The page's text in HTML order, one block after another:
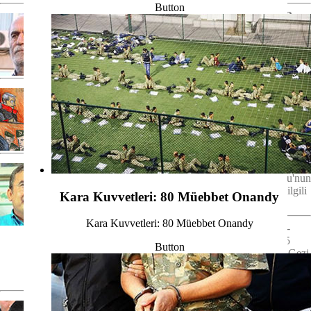
Button
Kara Kuvvetleri: 80 Müebbet Onandy
Kara Kuvvetleri: 80 Müebbet Onandy
Button
VALİ HARPUT YENİDEN YARGYLANYYOR-
29.11.2022 - Bursa'da, Fetullahçy Terör Örgütü/Paralel
Devlet Yapylanmasy'na üye olduklary gerekçesiyle
yargylandyklary dava kararlarynyn bozulmasynyn
ardyndan yen..
NAZİLLİ ESNAF YAPYLANMASY DAVASY-
29.11.2022 - Aydyn'da, Fetullahçy Terör Örgütü/Paralel
Devlet Yapylanmasy'nyn (FETÖ/PDY) Nazilli
ilçesindeki esnaf yapylanmasyna ili?kin soru?turma
kapsamynda 62 s..
SUİKAST ÖZEL HARP'TEKİ FETÖ'DEN-
9.06.2022 - Ankara'da, Doç. Dr. Necip Hablemito?lu'nun
18 Aralyk 2002'de silahly saldyryda öldürülmesiyle ilgili
yürütülen soru?turma kapsamynda 9 ki?..
GEZİCİLERE MÜEBBET ?OKU
-
3.06.2022 - Ystanbul'da, '2016 yyly 15
Temmuz darbe giri?imi' ve '2013 yyly Gezi
Parky olaylary'na ili?kin iddialar
kapsamynda Anadolu Kültür ..
BALYOZ 6'LYSYNA HAPİS TALEBİ- 8.06.2022 -